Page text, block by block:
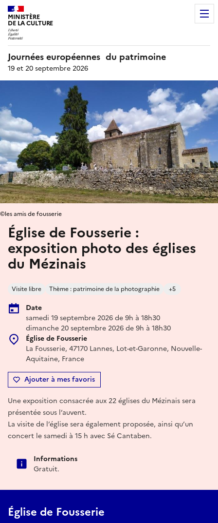
MINISTÈRE
DE LA CULTURE
Journées européennes du patrimoine
19 et 20 septembre 2026
Église de Fousserie :
exposition photo des églises
du Mézinais
Visite libre Thème : patrimoine de la photographie +5
Date
samedi 19 septembre 2026 de 9h à 18h30
dimanche 20 septembre 2026 de 9h à 18h30
Église de Fousserie
La Fousserie, 47170 Lannes, Lot-et-Garonne, Nouvelle-
Aquitaine, France
Ajouter à mes favoris
©les amis de fousserie
Une exposition consacrée aux 22 églises du Mézinais sera
présentée sous l’auvent.
La visite de l’église sera également proposée, ainsi qu’un
concert le samedi à 15 h avec Sé Cantaben.
Informations
Gratuit.
Église de Fousserie